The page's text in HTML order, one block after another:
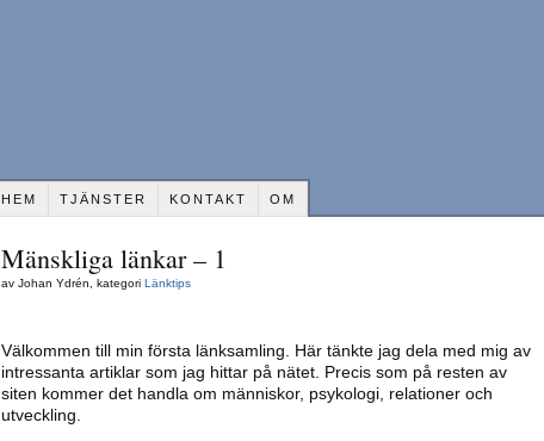
HEM TJÄNSTER KONTAKT OM
Mänskliga länkar – 1
av Johan Ydrén, kategori Länktips
Välkommen till min första länksamling. Här tänkte jag dela med mig av
intressanta artiklar som jag hittar på nätet. Precis som på resten av
siten kommer det handla om människor, psykologi, relationer och
utveckling.